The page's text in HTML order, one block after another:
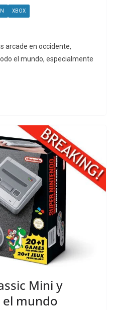
XBOX
arcade en occidente,
el mundo, especialmente
Mini y
mundo